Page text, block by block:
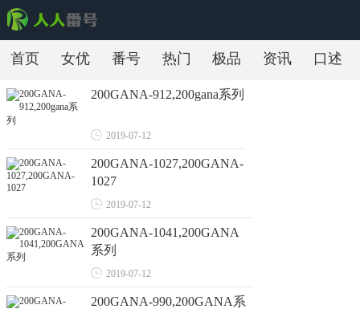
首页 女优 番号 热门 极品 资讯 口述
200GANA-912,200gana系列
2019-07-12
200GANA-1027,200GANA-
1027
2019-07-12
200GANA-1041,200GANA
系列
2019-07-12
200GANA-990,200GANA系